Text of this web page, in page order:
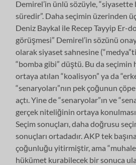
Demirel’in ünlü sözüyle,
süredir”. Daha seçimin üzerinden
Deniz Baykal ile Recep Tayyip Er-
görüşmesi” Demirel’in sözünü
olarak siyaset sahnesine
“bomba gibi” düştü. Bu da seçimin
ortaya atılan “koalisyon” ya da
“senaryoları”nın pek çoğunun
açtı. Yine de “senaryolar”ın ve
gerçek niteliğinin ortaya
Seçim sonuçları, daha doğrusu
sonuçları ortadadır. AKP tek
çoğunluğu yitirmiştir, ama
hükümet kurabilecek bir sonuca